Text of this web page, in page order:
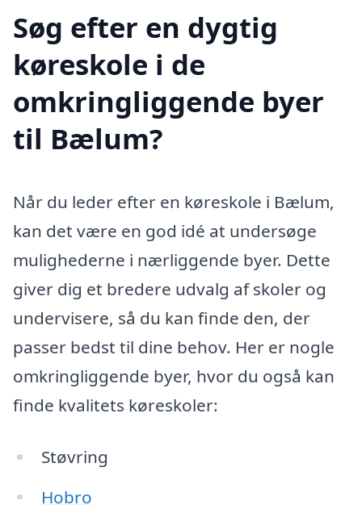
Søg efter en dygtig
køreskole i de
omkringliggende byer
til Bælum?
Når du leder efter en køreskole i Bælum,
kan det være en god idé at undersøge
mulighederne i nærliggende byer. Dette
giver dig et bredere udvalg af skoler og
undervisere, så du kan finde den, der
passer bedst til dine behov. Her er nogle
omkringliggende byer, hvor du også kan
finde kvalitets køreskoler:
Støvring
Hobro